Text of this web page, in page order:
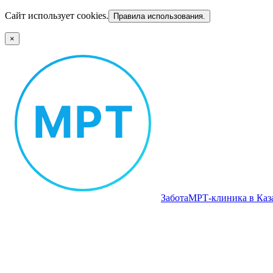
Сайт использует cookies. Правила использования.
×
ЗаботаМРТ‑клиника в